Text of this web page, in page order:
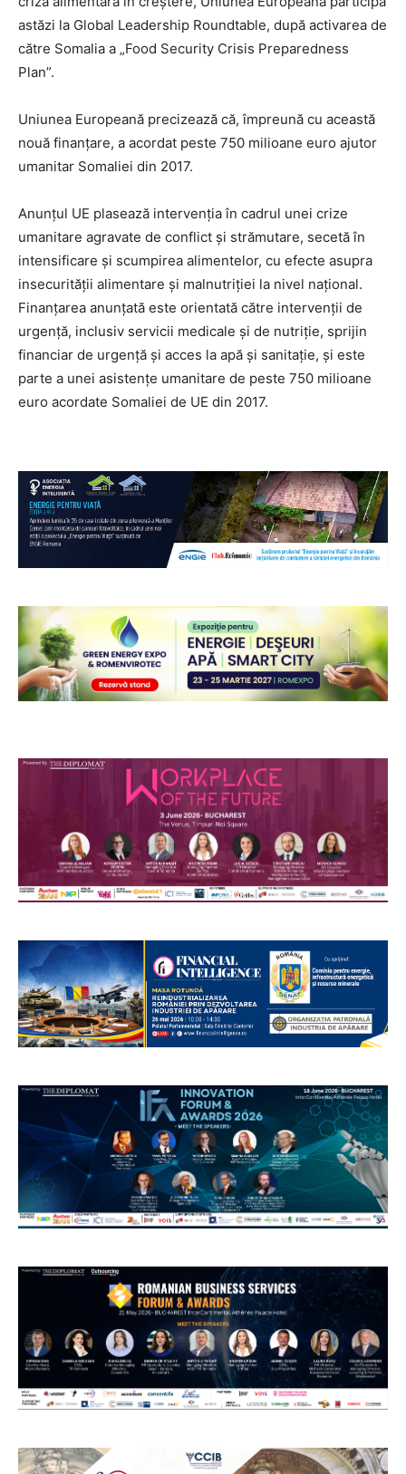
astăzi la Global Leadership Roundtable, după activarea de
către Somalia a „Food Security Crisis Preparedness
Plan”.
Uniunea Europeană precizează că, împreună cu această
nouă finanțare, a acordat peste 750 milioane euro ajutor
umanitar Somaliei din 2017.
Anunțul UE plasează intervenția în cadrul unei crize
umanitare agravate de conflict și strămutare, secetă în
intensificare și scumpirea alimentelor, cu efecte asupra
insecurității alimentare și malnutriției la nivel național.
Finanțarea anunțată este orientată către intervenții de
urgență, inclusiv servicii medicale și de nutriție, sprijin
financiar de urgență și acces la apă și sanitație, și este
parte a unei asistențe umanitare de peste 750 milioane
euro acordate Somaliei de UE din 2017.